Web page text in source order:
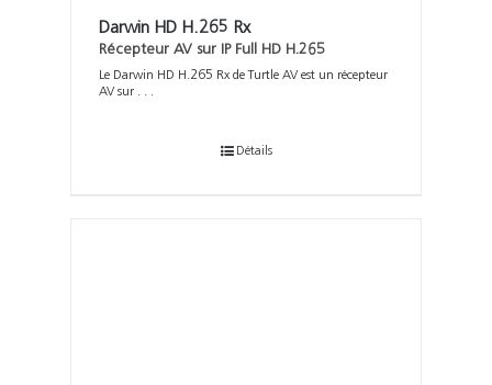
Darwin HD H.265 Rx
Récepteur AV sur IP Full HD H.265
Le Darwin HD H.265 Rx de Turtle AV est un récepteur
AV sur . . .
Détails